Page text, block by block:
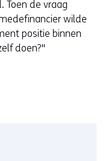
Toen de vraag
wilde
positie binnen
doen?"